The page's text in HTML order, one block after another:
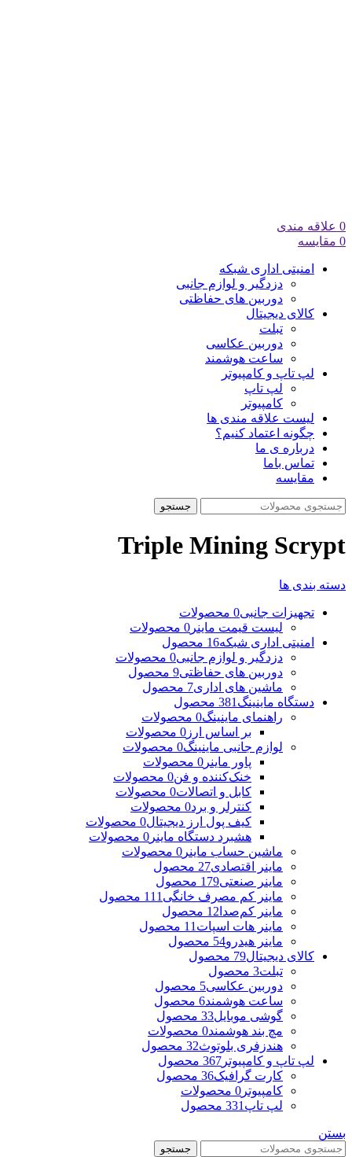
0 علاقه مندی
0 مقایسه
امنیتی اداری شبکه
دزدگیر و لوازم جانبی
دوربین های حفاظتی
کالای دیجیتال
تبلت
دوربین عکاسی
ساعت هوشمند
لپ تاپ و کامپیوتر
لپ تاپ
کامپیوتر
لیست علاقه مندی ها
چگونه اعتماد کنیم؟
درباره ی ما
تماس باما
مقایسه
جستجو
Triple Mining Scrypt
دسته بندی ها
تجهیزات جانبی0 محصولات
لیست قیمت ماینر 0 محصولات
امنیتی اداری شبکه16 محصول
دزدگیر و لوازم جانبی0 محصولات
دوربین های حفاظتی9 محصول
ماشین های اداری7 محصول
دستگاه ماینینگ 381 محصول
راهنمای ماینینگ0 محصولات
بر اساس ارز 0 محصولات
لوازم جانبی ماینینگ0 محصولات
پاور ماینر 0 محصولات
خنک‌کننده و فن0 محصولات
کابل و اتصالات0 محصولات
کنترلر و برد0 محصولات
کیف پول ارز دیجیتال0 محصولات
هشبرد دستگاه ماینر 0 محصولات
ماشین حساب ماینر 0 محصولات
ماینر اقتصادی27 محصول
ماینر صنعتی179 محصول
ماینر کم مصرف خانگی 111 محصول
ماینر کم‌صدا 12 محصول
ماینر هات اسپات 11 محصول
ماینر هیدرو54 محصول
کالای دیجیتال79 محصول
تبلت3 محصول
دوربین عکاسی5 محصول
ساعت هوشمند6 محصول
گوشی موبایل33 محصول
مچ بند هوشمند0 محصولات
هندزفری بلوتوث32 محصول
لپ تاپ و کامپیوتر 367 محصول
کارت گرافیک36 محصول
کامپیوتر 0 محصولات
لپ تاپ 331 محصول
بستن
جستجو